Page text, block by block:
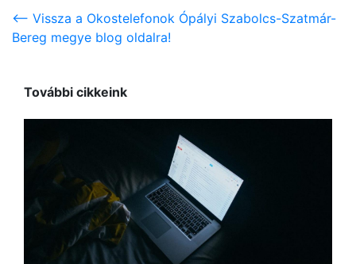
<-- Vissza a Okostelefonok Ópályi Szabolcs-Szatmár-
Bereg megye blog oldalra!
További cikkeink